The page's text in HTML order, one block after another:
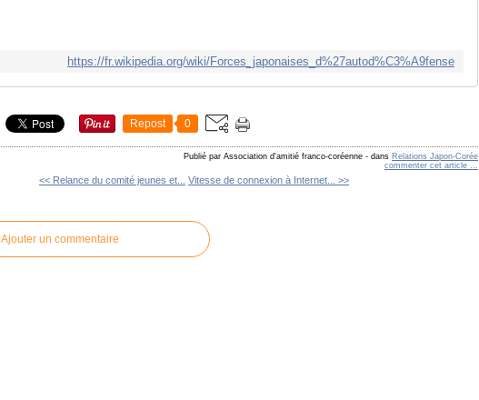
https://fr.wikipedia.org/wiki/Forces_japonaises_d%27autod%C3%A9fense
Repost 0
Publié par Association d'amitié franco-coréenne - dans Relations Japon-Corée
commenter cet article …
<< Relance du comité jeunes et... Vitesse de connexion à Internet... >>
Ajouter un commentaire